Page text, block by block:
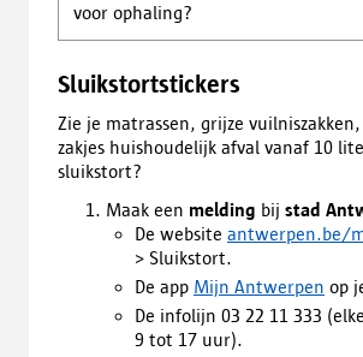
voor ophaling?
Sluikstortstickers
Zie je matrassen, grijze
zakjes huishoudelijk afval vanaf 10
sluikstort?
Maak een melding bij stad
De website antwerpen.be/
> Sluikstort.
De app Mijn Antwerpen op
De infolijn 03 22 11 333
9 tot 17 uur).